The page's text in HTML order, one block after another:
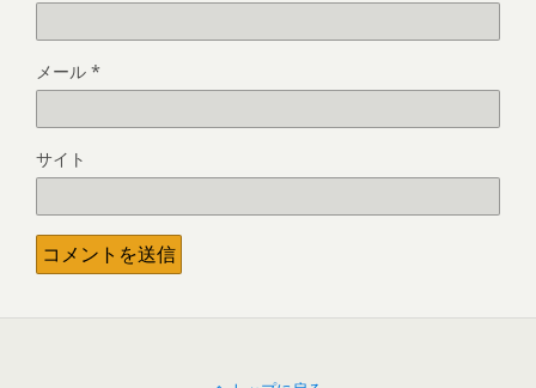
メール *
サイト